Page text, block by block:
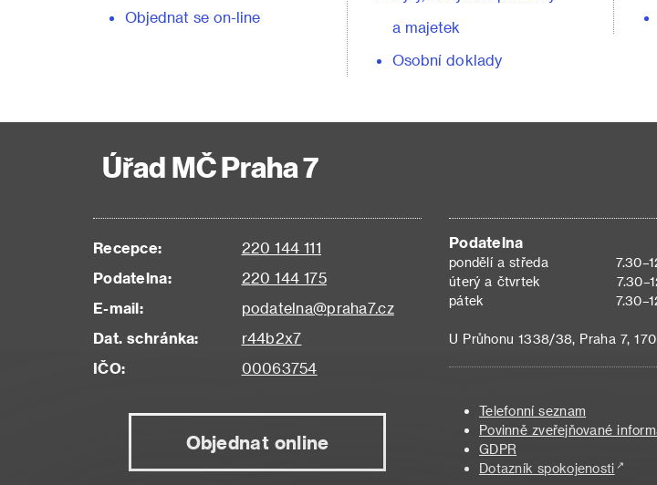
Objednat se on-line
a majetek
Osobní doklady
Úřad MČ Praha 7
Recepce:
220 144 111
Podatelna:
220 144 175
E-mail:
podatelna@praha7.cz
Dat. schránka:
r44b2x7
IČO:
00063754
Objednat online
Podatelna
pondělí a středa
úterý a čtvrtek
pátek
U Průhonu 1338/38, Praha 7,
Telefonní seznam
Povinně zveřejňované
GDPR
Dotazník spokojenosti